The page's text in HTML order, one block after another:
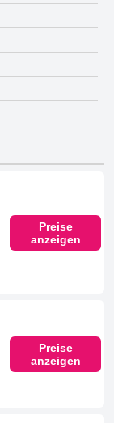
Preise
anzeigen
Preise
anzeigen